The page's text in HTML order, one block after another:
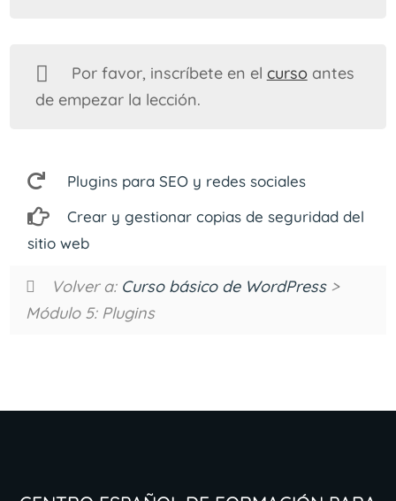
Por favor, inscríbete en el cursoantes
de empezar la lección.
Plugins para SEO y redes sociales
Crear y gestionar copias de seguridad del
sitio web
Volver a: Curso básico de WordPress>
Módulo 5: Plugins